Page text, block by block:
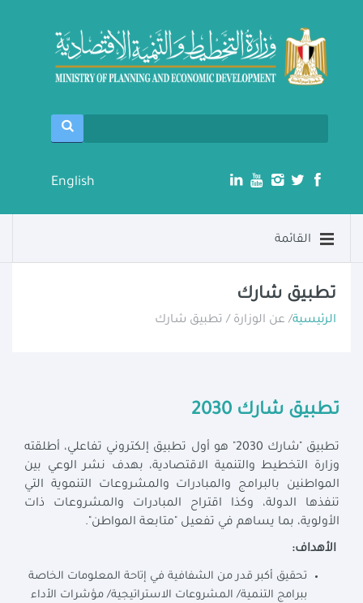
English
القائمة
تطبيق شارك
الرئيسية/ عن الوزارة / تطبيق شارك
تطبيق شارك 2030
تطبيق "شارك 2030" هو أول تطبيق إلكتروني تفاعلي، أطلقته
وزارة التخطيط والتنمية الاقتصادية، بهدف نشر الوعي بين
المواطنين بالبرامج والمبادرات والمشروعات التنموية التي
تنفذها الدولة، وكذا اقتراح المبادرات والمشروعات ذات
الأولوية، بما يساهم في تفعيل "متابعة المواطن".
الأهداف:
تحقيق أكبر قدر من الشفافية في إتاحة المعلومات الخاصة
ببرامج التنمية/ المشروعات الاستراتيجية/ مؤشرات الأداء